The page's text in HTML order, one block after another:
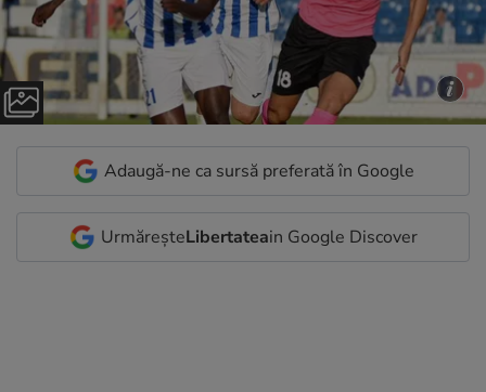
Adaugă-ne ca sursă preferată în Google
UrmăreșteLibertateain Google Discover